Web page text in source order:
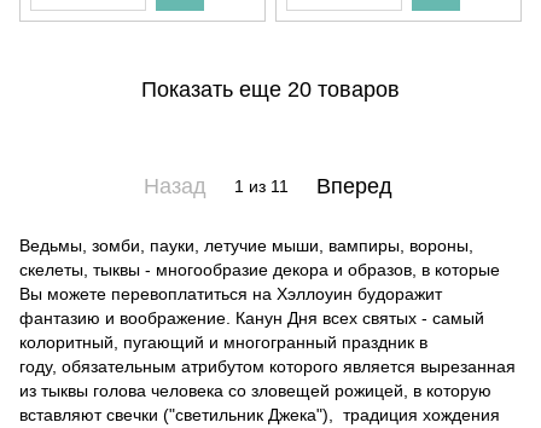
Показать еще 20 товаров
Назад 1 из 11 Вперед
Ведьмы, зомби, пауки, летучие мыши, вампиры, вороны,
скелеты, тыквы - многообразие декора и образов, в которые
Вы можете перевоплатиться на Хэллоуин будоражит
фантазию и воображение. Канун Дня всех святых - самый
колоритный, пугающий и многогранный праздник в
году, обязательным атрибутом которого является вырезанная
из тыквы голова человека со зловещей рожицей, в которую
вставляют свечки ("светильник Джека"), традиция хождения